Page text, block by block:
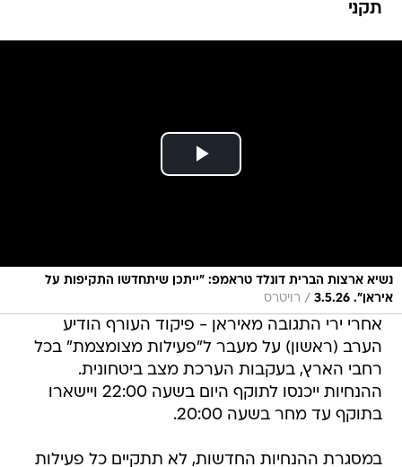
תקני
נשיא ארצות הברית דונלד טראמפ: "ייתכן שיתחדשו התקיפות על
איראן". 3.5.26
/ רויטרס
אחרי ירי התגובה מאיראן - פיקוד העורף הודיע
הערב (ראשון) על מעבר ל"פעילות מצומצמת" בכל
רחבי הארץ, בעקבות הערכת מצב ביטחונית.
ההנחיות ייכנסו לתוקף היום בשעה 22:00 ויישארו
בתוקף עד מחר בשעה 20:00.
במסגרת ההנחיות החדשות, לא תתקיים כל פעילות